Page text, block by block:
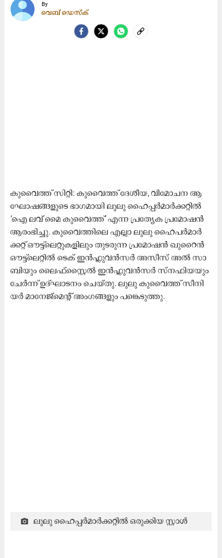
By
വെബ് ഡെസ്ക്
കു​വൈ​ത്ത് സി​റ്റി: കു​വൈ​ത്ത് ദേ​ശീ​യ, വി​മോ​ച​ന ആ​
ഘോ​ഷ​ങ്ങ​ളു​ടെ ഭാ​ഗ​മാ​യി ലു​ലു ഹൈ​പ്പ​ർ​മാ​ർ​ക്ക​റ്റി​ൽ
‘ഐ ​ല​വ് മൈ ​കു​വൈ​ത്ത്’ എ​ന്ന പ്ര​ത്യേ​ക പ്ര​മോ​ഷ​ൻ
ആ​രം​ഭി​ച്ചു. കു​വൈ​ത്തി​ലെ എ​ല്ലാ ലു​ലു ഹൈ​പ​ർ​മാ​ർ​
ക്ക​റ്റ് ഔ​ട്ട്‌​ലെ​റ്റു​ക​ളി​ലും തു​ട​രു​ന്ന പ്ര​മോ​ഷ​ൻ ഖു​റൈ​ൻ
ഔ​ട്ട്‌​ലെ​റ്റി​ൽ ടെ​ക് ഇ​ൻ​ഫ്ലു​വ​ൻ​സ​ർ അ​സീ​സ് അ​ൽ സാ​
ബി​യും ലൈ​ഫ്‌​സ്റ്റൈ​ൽ ഇ​ൻ​ഫ്ലു​വ​ൻ​സ​ർ സ്ന​ഫി​യ​യും
ചേ​ർ​ന്ന് ഉ​ദ്ഘാ​ട​നം ചെ​യ്തു. ലു​ലു കു​വൈ​ത്ത് സീ​നി​
യ​ർ മാ​നേ​ജ്‌​മെ​ന്റ് അം​ഗ​ങ്ങ​ളും പ​​ങ്കെ​ടു​ത്തു.
ലു​ലു ഹൈ​പ്പ​ർ​മാ​ർ​ക്ക​റ്റി​ൽ ഒ​രു​ക്കി​യ സ്റ്റാ​ൾ